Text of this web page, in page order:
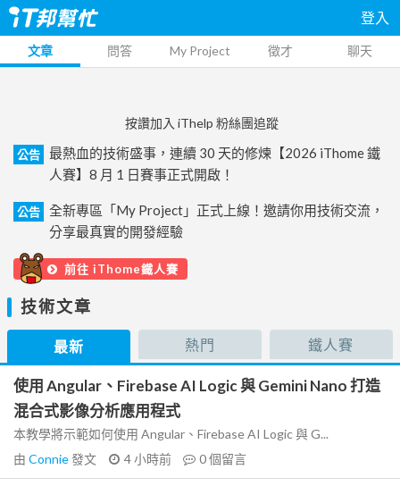
登入
文章 問答 My Project 徵才 聊天
按讚加入 iThelp 粉絲團追蹤
公告
最熱血的技術盛事，連續 30 天的修煉【2026 iThome 鐵
人賽】8 月 1 日賽事正式開啟！
公告
全新專區「My Project」正式上線！邀請你用技術交流，
分享最真實的開發經驗
前往 iThome鐵人賽
技術文章
最新 熱門 鐵人賽
使用 Angular、Firebase AI Logic 與 Gemini Nano 打造
混合式影像分析應用程式
本教學將示範如何使用 Angular、Firebase AI Logic 與 G...
由 Connie發文 4 小時前 0個留言